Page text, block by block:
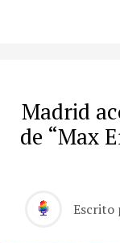
Madrid
de “Max
Escrito